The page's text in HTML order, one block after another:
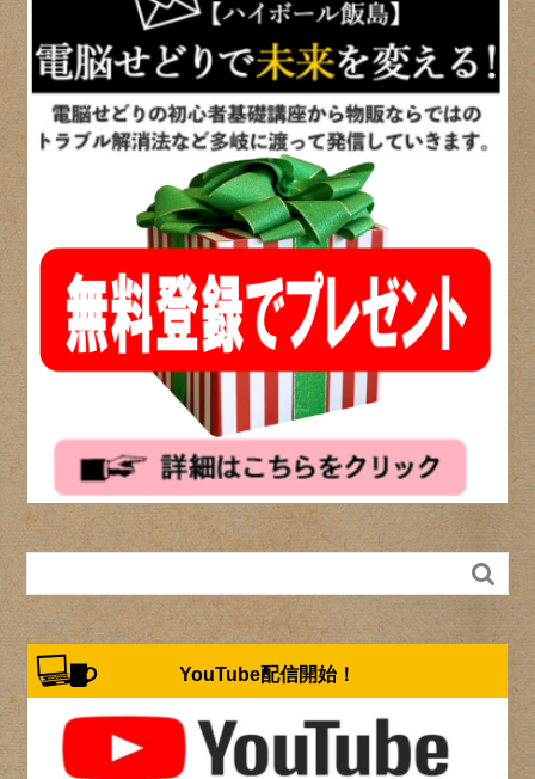

YouTube配信開始！